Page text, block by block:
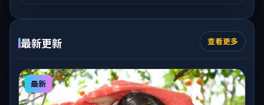
最新更新 查看更多
最新